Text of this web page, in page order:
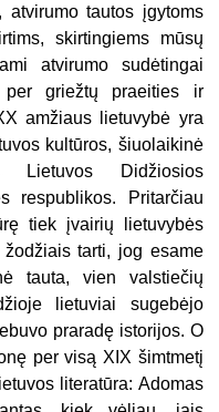
atvirumo tautos įgytoms
skirtingiems mūsų
atvirumo sudėtingai
griežtų praeities ir
amžiaus lietuvybė yra
kultūros, šiuolaikinė
Didžiosios
respublikos. Pritarčiau
tiek įvairių lietuvybės
tarti, jog esame
tauta, vien valstiečių
lietuviai sugebėjo
praradę istorijos. O
per visą XIX šimtmetį
literatūra: Adomas